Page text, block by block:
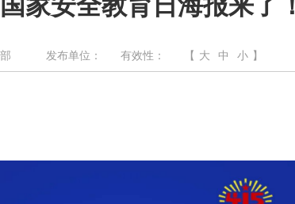
发布单位： 有效性： 【 大 中 小 】